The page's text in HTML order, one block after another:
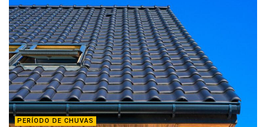
PERÍODO DE CHUVAS